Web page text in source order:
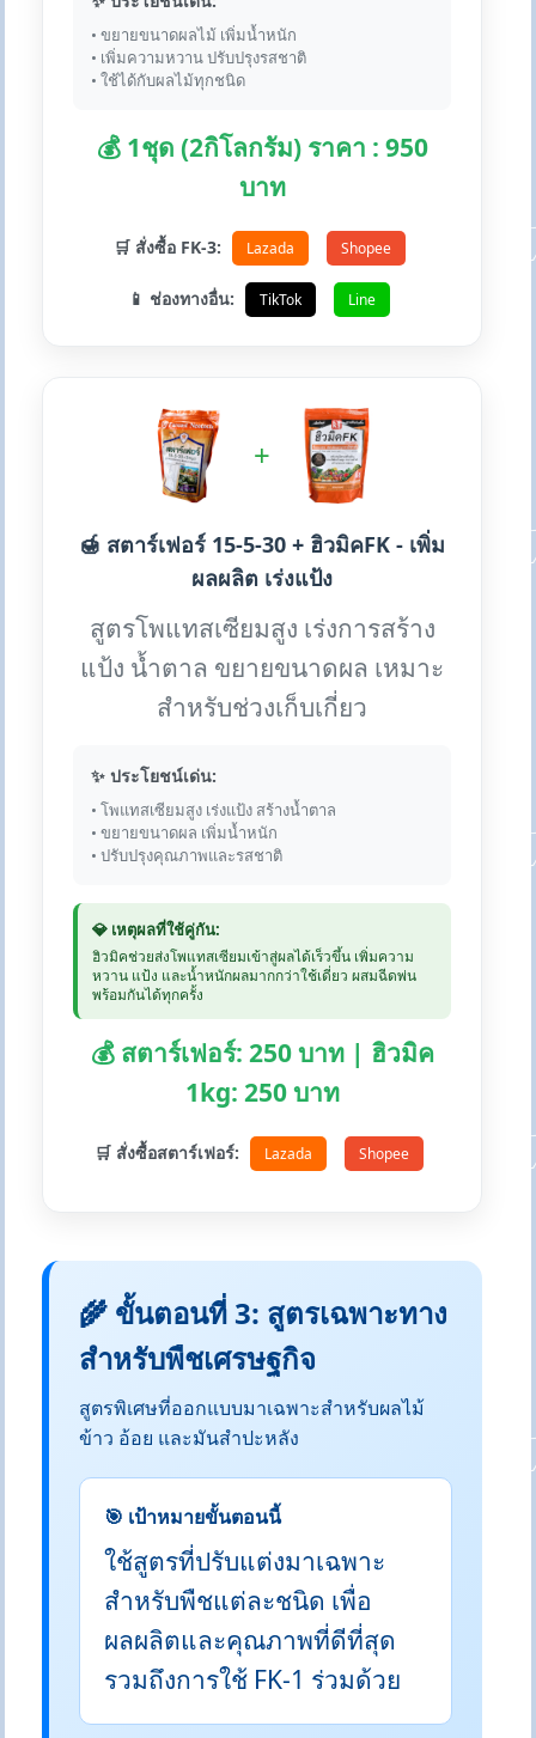
• ขยายขนาดผลไม้ เพิ่มน้ำหนัก
• เพิ่มความหวาน ปรับปรุงรสชาติ
• ใช้ได้กับผลไม้ทุกชนิด
💰 1ชุด (2กิโลกรัม) ราคา : 950
บาท
🛒 สั่งซื้อ FK-3: Lazada Shopee
📱 ช่องทางอื่น: TikTok Line
+
🍯 สตาร์เฟอร์ 15-5-30 + ฮิวมิคFK - เพิ่ม
ผลผลิต เร่งแป้ง
สูตรโพแทสเซียมสูง เร่งการสร้าง
แป้ง น้ำตาล ขยายขนาดผล เหมาะ
สำหรับช่วงเก็บเกี่ยว
✨ ประโยชน์เด่น:
• โพแทสเซียมสูง เร่งแป้ง สร้างน้ำตาล
• ขยายขนาดผล เพิ่มน้ำหนัก
• ปรับปรุงคุณภาพและรสชาติ
💎 เหตุผลที่ใช้คู่กัน:
ฮิวมิคช่วยส่งโพแทสเซียมเข้าสู่ผลได้เร็วขึ้น เพิ่มความ
หวาน แป้ง และน้ำหนักผลมากกว่าใช้เดี่ยว ผสมฉีดพ่น
พร้อมกันได้ทุกครั้ง
💰 สตาร์เฟอร์: 250 บาท | ฮิวมิค
1kg: 250 บาท
🛒 สั่งซื้อสตาร์เฟอร์: Lazada Shopee
🌾 ขั้นตอนที่ 3: สูตรเฉพาะทาง
สำหรับพืชเศรษฐกิจ
สูตรพิเศษที่ออกแบบมาเฉพาะสำหรับผลไม้
ข้าว อ้อย และมันสำปะหลัง
🎯 เป้าหมายขั้นตอนนี้
ใช้สูตรที่ปรับแต่งมาเฉพาะ
สำหรับพืชแต่ละชนิด เพื่อ
ผลผลิตและคุณภาพที่ดีที่สุด
รวมถึงการใช้ FK-1 ร่วมด้วย